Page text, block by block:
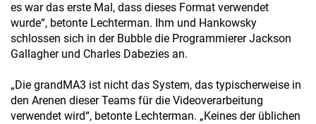
es war das erste Mal, dass dieses Format verwendet
wurde“, betonte Lechterman. Ihm und Hankowsky
schlossen sich in der Bubble die Programmierer Jackson
Gallagher und Charles Dabezies an.
„Die grandMA3 ist nicht das System, das typischerweise in
den Arenen dieser Teams für die Videoverarbeitung
verwendet wird“, betonte Lechterman. „Keines der üblichen